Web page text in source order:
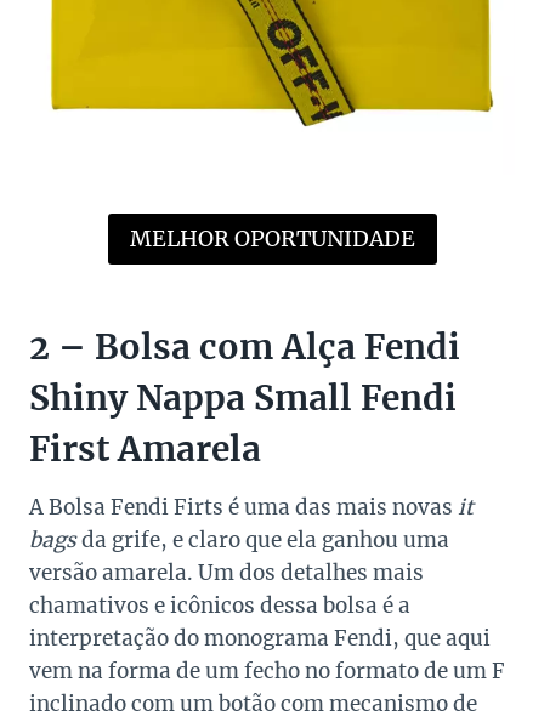
MELHOR OPORTUNIDADE
2 – Bolsa com Alça Fendi
Shiny Nappa Small Fendi
First Amarela
A Bolsa Fendi Firts é uma das mais novas it
bagsda grife, e claro que ela ganhou uma
versão amarela. Um dos detalhes mais
chamativos e icônicos dessa bolsa é a
interpretação do monograma Fendi, que aqui
vem na forma de um fecho no formato de um F
inclinado com um botão com mecanismo de